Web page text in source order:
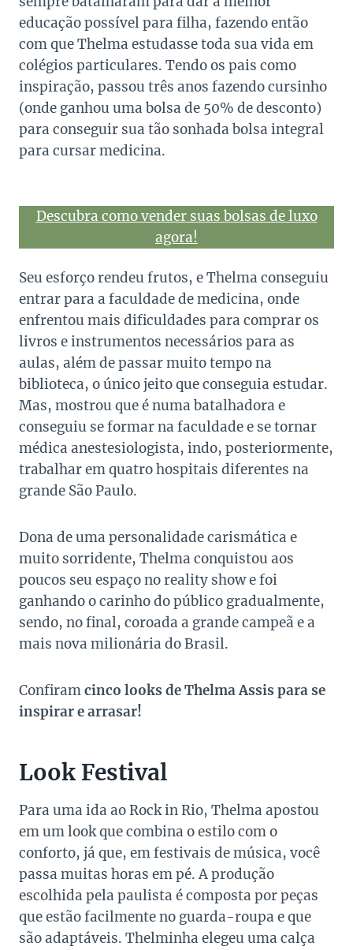
educação possível para filha, fazendo então
com que Thelma estudasse toda sua vida em
colégios particulares. Tendo os pais como
inspiração, passou três anos fazendo cursinho
(onde ganhou uma bolsa de 50% de desconto)
para conseguir sua tão sonhada bolsa integral
para cursar medicina.
Descubra como vender suas bolsas de luxo
agora!
Seu esforço rendeu frutos, e Thelma conseguiu
entrar para a faculdade de medicina, onde
enfrentou mais dificuldades para comprar os
livros e instrumentos necessários para as
aulas, além de passar muito tempo na
biblioteca, o único jeito que conseguia estudar.
Mas, mostrou que é numa batalhadora e
conseguiu se formar na faculdade e se tornar
médica anestesiologista, indo, posteriormente,
trabalhar em quatro hospitais diferentes na
grande São Paulo.
Dona de uma personalidade carismática e
muito sorridente, Thelma conquistou aos
poucos seu espaço no reality show e foi
ganhando o carinho do público gradualmente,
sendo, no final, coroada a grande campeã e a
mais nova milionária do Brasil.
Confiramcinco looks de Thelma Assis para se
inspirar e arrasar!
Look Festival
Para uma ida ao Rock in Rio, Thelma apostou
em um look que combina o estilo com o
conforto, já que, em festivais de música, você
passa muitas horas em pé. A produção
escolhida pela paulista é composta por peças
que estão facilmente no guarda-roupa e que
são adaptáveis. Thelminha elegeu uma calça